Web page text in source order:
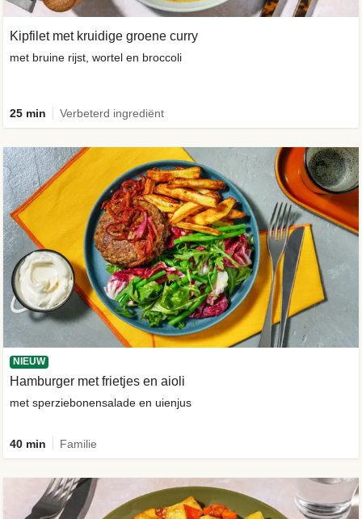
Kipfilet met kruidige groene curry
met bruine rijst, wortel en broccoli
25 min Verbeterd ingrediënt
NIEUW
Hamburger met frietjes en aioli
met sperziebonensalade en uienjus
40 min Familie